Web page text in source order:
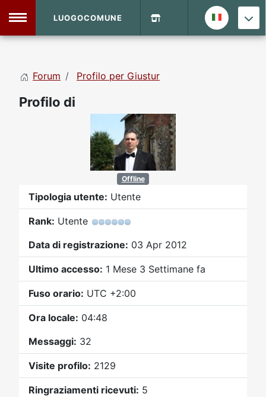
Vecchio Sito
Forum
LUOGOCOMUNE
Forum Profilo per Giustur
Profilo di
Offline
Tipologia utente: Utente
Rank: Utente
Data di registrazione: 03 Apr 2012
Ultimo accesso: 1 Mese 3 Settimane fa
Fuso orario: UTC +2:00
Ora locale: 04:48
Messaggi: 32
Visite profilo: 2129
Ringraziamenti ricevuti: 5